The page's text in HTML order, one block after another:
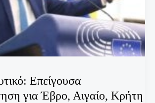
Επείγουσα
για Έβρο, Αιγαίο, Κρήτη